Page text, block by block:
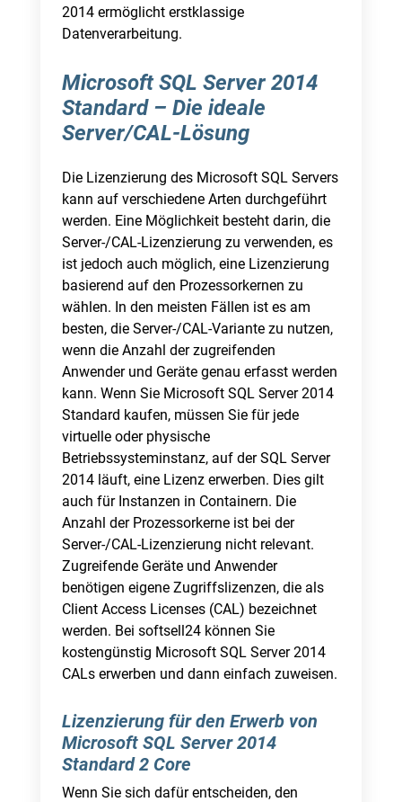
2014 ermöglicht erstklassige
Datenverarbeitung.
Microsoft SQL Server 2014
Standard – Die ideale
Server/CAL-Lösung
Die Lizenzierung des Microsoft SQL Servers
kann auf verschiedene Arten durchgeführt
werden. Eine Möglichkeit besteht darin, die
Server-/CAL-Lizenzierung zu verwenden, es
ist jedoch auch möglich, eine Lizenzierung
basierend auf den Prozessorkernen zu
wählen. In den meisten Fällen ist es am
besten, die Server-/CAL-Variante zu nutzen,
wenn die Anzahl der zugreifenden
Anwender und Geräte genau erfasst werden
kann. Wenn Sie Microsoft SQL Server 2014
Standard kaufen, müssen Sie für jede
virtuelle oder physische
Betriebssysteminstanz, auf der SQL Server
2014 läuft, eine Lizenz erwerben. Dies gilt
auch für Instanzen in Containern. Die
Anzahl der Prozessorkerne ist bei der
Server-/CAL-Lizenzierung nicht relevant.
Zugreifende Geräte und Anwender
benötigen eigene Zugriffslizenzen, die als
Client Access Licenses (CAL) bezeichnet
werden. Bei softsell24 können Sie
kostengünstig Microsoft SQL Server 2014
CALs erwerben und dann einfach zuweisen.
Lizenzierung für den Erwerb von
Microsoft SQL Server 2014
Standard 2 Core
Wenn Sie sich dafür entscheiden, den